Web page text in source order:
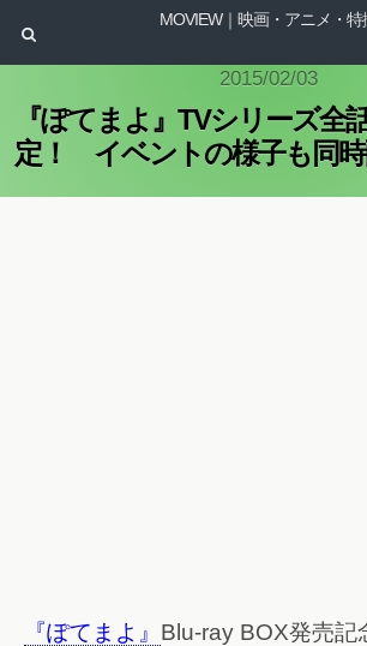
MOVIEW｜映画・アニメ・特
2015/02/03
『ぽてまよ』TVシリーズ全
定！ イベントの様子も同
『ぽてまよ』 Blu-ray BOX発売記